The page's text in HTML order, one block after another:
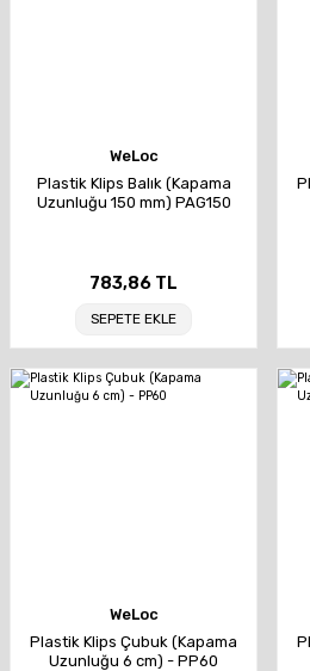
WeLoc
Plastik Klips Balık (Kapama
Uzunluğu 150 mm) PAG150
783,86 TL
SEPETE EKLE
WeLoc
Plastik Klips Çubuk (Kapama
Uzunluğu 6 cm) - PP60